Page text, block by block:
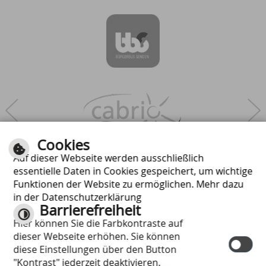
Cookies
Auf dieser Webseite werden ausschließlich
essentielle Daten in Cookies gespeichert, um wichtige
Funktionen der Website zu ermöglichen. Mehr dazu
in der Datenschutzerklärung
Barrierefreiheit
Hier können Sie die Farbkontraste auf
dieser Webseite erhöhen. Sie können
diese Einstellungen über den Button
"Kontrast" jederzeit deaktivieren.